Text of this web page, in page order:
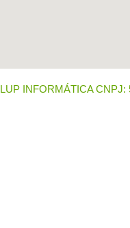
LUP INFORMÁTICA CNPJ: